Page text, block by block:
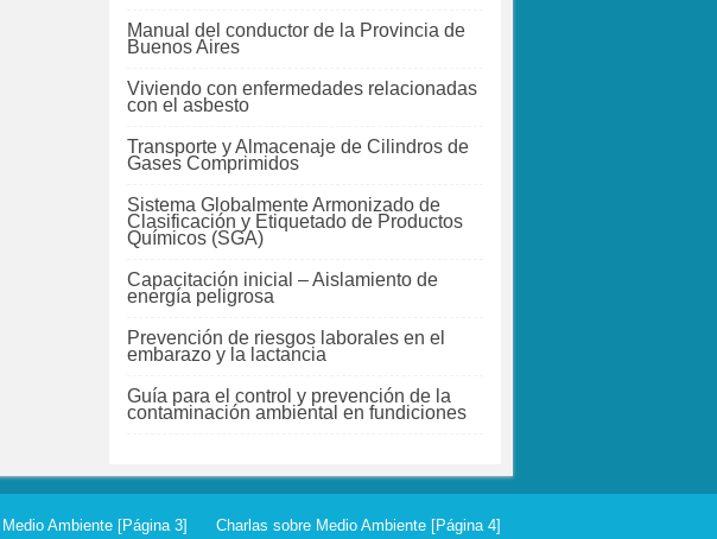
Manual del conductor de la Provincia de
Buenos Aires
Viviendo con enfermedades relacionadas
con el asbesto
Transporte y Almacenaje de Cilindros de
Gases Comprimidos
Sistema Globalmente Armonizado de
Clasificación y Etiquetado de Productos
Químicos (SGA)
Capacitación inicial – Aislamiento de
energía peligrosa
Prevención de riesgos laborales en el
embarazo y la lactancia
Guía para el control y prevención de la
contaminación ambiental en fundiciones
Ambiente [Página 3] Charlas sobre Medio Ambiente [Página 4]